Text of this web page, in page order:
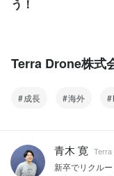
う！
Terra Drone株
成長 海外
青木 寛
新卒でリクル